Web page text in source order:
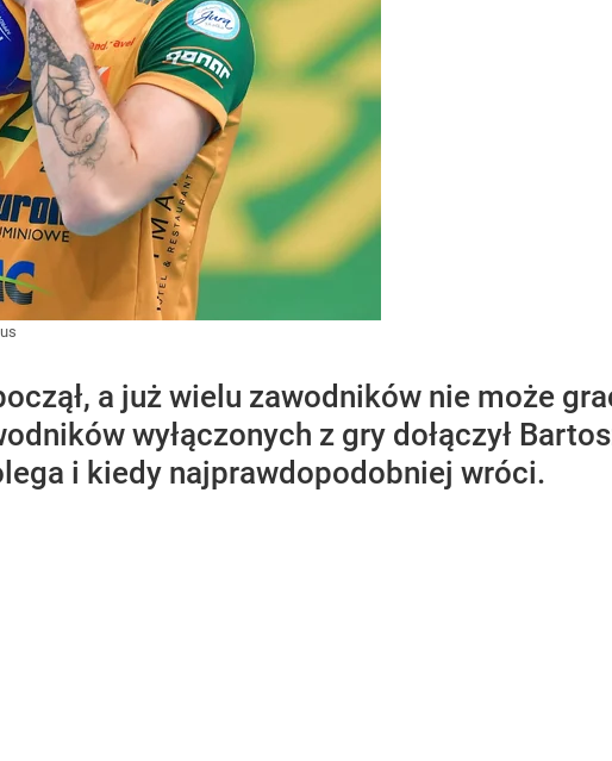
a już wielu zawodników nie może
wyłączonych z gry dołączył
i kiedy najprawdopodobniej wróci.